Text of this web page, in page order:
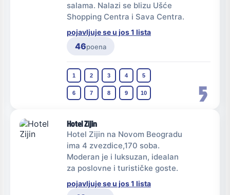
5
salama. Nalazi se blizu Ušće
Shopping Centra i Sava Centra.
pojavljuje se u jos 1 lista
46poena
1 2 3 4 5
6 7 8 9 10
Hotel Zijin
Hotel Zijin na Novom Beogradu
ima 4 zvezdice,170 soba.
Moderan je i luksuzan, idealan
za poslovne i turističke goste.
pojavljuje se u jos 1 lista